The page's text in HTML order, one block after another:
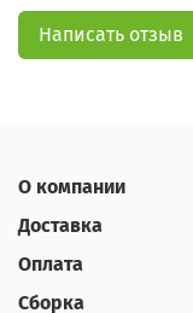
Написать отзыв
О компании
Доставка
Оплата
Сборка